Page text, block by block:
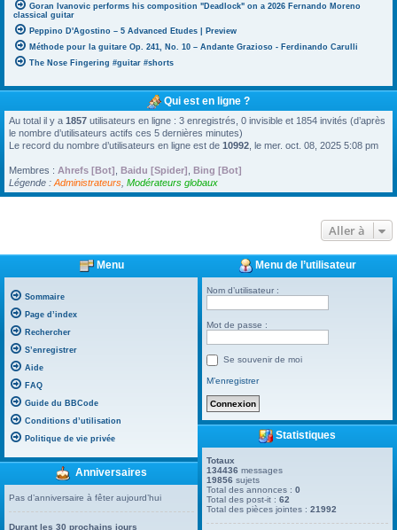
Goran Ivanovic performs his composition "Deadlock" on a 2026 Fernando Moreno
classical guitar
Peppino D'Agostino – 5 Advanced Etudes | Preview
Méthode pour la guitare Op. 241, No. 10 – Andante Grazioso - Ferdinando Carulli
The Nose Fingering #guitar #shorts
Qui est en ligne ?
Au total il y a 1857 utilisateurs en ligne : 3 enregistrés, 0 invisible et 1854 invités (d’après
le nombre d’utilisateurs actifs ces 5 dernières minutes)
Le record du nombre d’utilisateurs en ligne est de 10992 , le mer. oct. 08, 2025 5:08 pm
Membres : Ahrefs [Bot] Baidu [Spider] Bing [Bot]
Légende : Administrateurs Modérateurs globaux
Aller à
Menu
Sommaire
Page d’index
Rechercher
S’enregistrer
Aide
FAQ
Guide du BBCode
Conditions d’utilisation
Politique de vie privée
Anniversaires
Pas d’anniversaire à fêter aujourd’hui
Durant les 30 prochains jours
Menu de l’utilisateur
Nom d’utilisateur :
Mot de passe :
Se souvenir de moi
M’enregistrer
Statistiques
Totaux
134436 messages
19856 sujets
Total des annonces :0
Total des post-it :62
Total des pièces jointes :21992